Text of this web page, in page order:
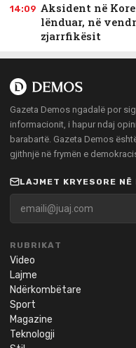
14:09 Aksident në
lënduar, në
zjarrfikësit
Gazeta Demos ngadalë por
informacionit, i hapur ndaj
barabartë. Gazeta Demos
gjithnjë në frymën e
LAJMET KRYESORE NË
RUBRIKAT
Video
Lajme
Ndërkombëtare
Sport
Magazine
Teknologji